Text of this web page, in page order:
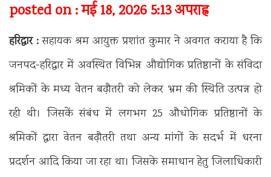
posted on : मई 18, 2026 5:13 अपराह्न
हरिद्वार :सहायक श्रम आयुक्त प्रशांत कुमार ने अवगत कराया है कि
जनपद-हरिद्वार में अवस्थित विभिन्न औद्योगिक प्रतिष्ठानों के संविदा
श्रमिकों के मध्य वेतन बढ़ौतरी को लेकर भ्रम की स्थिति उत्पन्न हो
रही थी। जिसकें संबंध में लगभग 25 औधोगिक प्रतिष्ठानों के
श्रमिकों द्वारा वेतन बढ़ौतरी तथा अन्य मांगों के सदर्भ में धरना
प्रदर्शन आदि किया जा रहा था। जिसके समाधान हेतु जिलाधिकारी